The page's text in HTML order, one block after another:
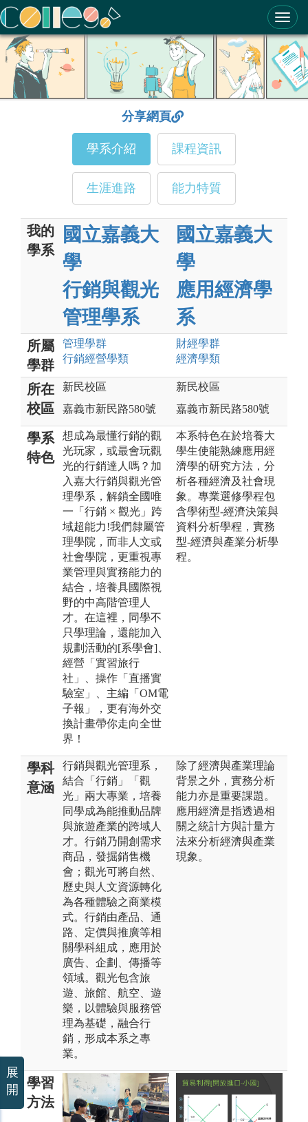
ColleGo! 大學選才與高中育才輔助系統
分享網頁
學系介紹 課程資訊
生涯進路 能力特質
我的
學系
國立嘉義大
學
行銷與觀光
管理學系
國立嘉義大
學
應用經濟學
系
所屬
學群
管理學群
行銷經營學類
財經學群
經濟學類
所在
校區
新民校區
嘉義市新民路580號
新民校區
嘉義市新民路580號
學系
特色
想成為最懂行銷的觀
光玩家，或最會玩觀
光的行銷達人嗎？加
入嘉大行銷與觀光管
理學系，解鎖全國唯
一「行銷 × 觀光」跨
域超能力!我們隸屬管
理學院，而非人文或
社會學院，更重視專
業管理與實務能力的
結合，培養具國際視
野的中高階管理人
才。在這裡，同學不
只學理論，還能加入
規劃活動的[系學會]、
經營「實習旅行
社」、操作「直播實
驗室」、主編「OM電
子報」，更有海外交
換計畫帶你走向全世
界！
本系特色在於培養大
學生使能熟練應用經
濟學的研究方法，分
析各種經濟及社會現
象。專業選修學程包
含學術型-經濟決策與
資料分析學程，實務
型-經濟與產業分析學
程。
學科
意涵
行銷與觀光管理系，
結合「行銷」「觀
光」兩大專業，培養
同學成為能推動品牌
與旅遊產業的跨域人
才。行銷乃開創需求
商品，發掘銷售機
會；觀光可將自然、
歷史與人文資源轉化
為各種體驗之商業模
式。行銷由產品、通
路、定價與推廣等相
關學科組成，應用於
廣告、企劃、傳播等
領域。觀光包含旅
遊、旅館、航空、遊
樂，以體驗與服務管
理為基礎，融合行
銷，形成本系之專
業。
除了經濟與產業理論
背景之外，實務分析
能力亦是重要課題。
應用經濟是指透過相
關之統計方與計量方
法來分析經濟與產業
現象。
學習
方法
展
開